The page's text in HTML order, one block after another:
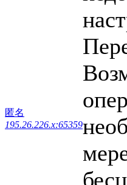
匿名
195.26.226.x:65359